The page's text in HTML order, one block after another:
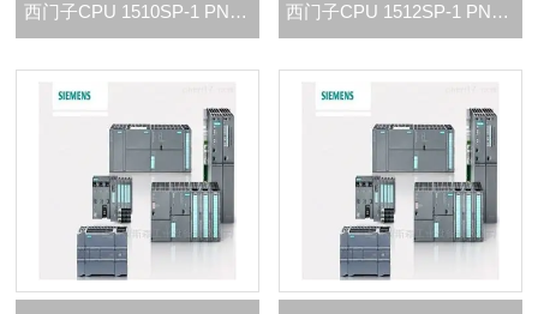
西门子CPU 1510SP-1 PN代理商 西门子CPU 1512SP-1 PN代理商